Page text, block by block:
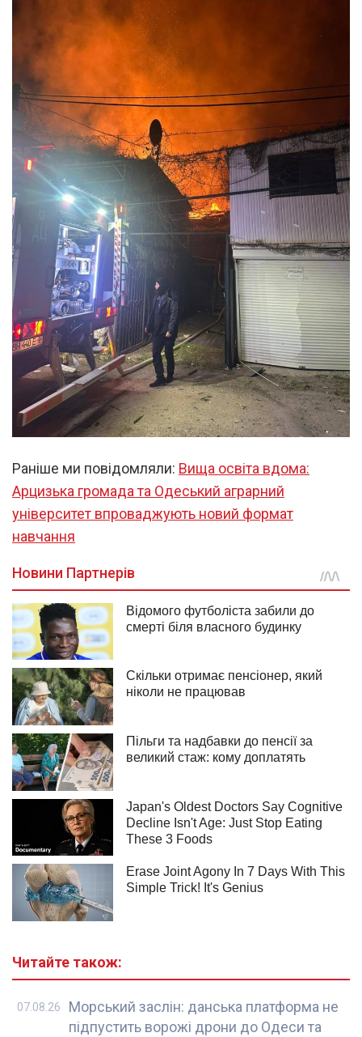
Раніше ми повідомляли: Вища освіта вдома:
Арцизька громада та Одеський аграрний
університет впроваджують новий формат
навчання
Читайте також:
Морський заслін: данська платформа не
підпустить ворожі дрони до Одеси та
07.08.26